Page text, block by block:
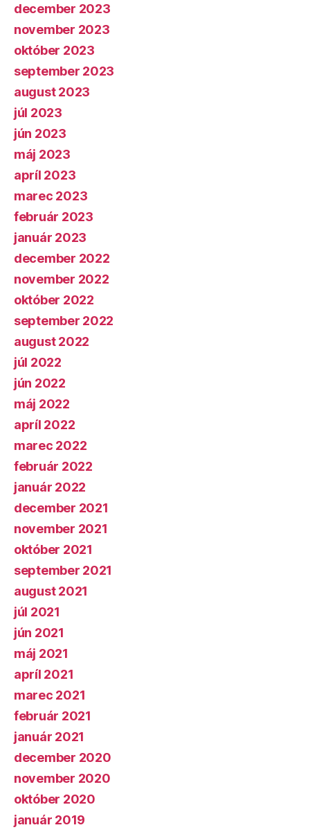
december 2023
november 2023
október 2023
september 2023
august 2023
júl 2023
jún 2023
máj 2023
apríl 2023
marec 2023
február 2023
január 2023
december 2022
november 2022
október 2022
september 2022
august 2022
júl 2022
jún 2022
máj 2022
apríl 2022
marec 2022
február 2022
január 2022
december 2021
november 2021
október 2021
september 2021
august 2021
júl 2021
jún 2021
máj 2021
apríl 2021
marec 2021
február 2021
január 2021
december 2020
november 2020
október 2020
január 2019